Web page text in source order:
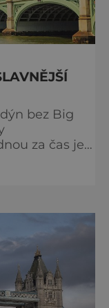
bez Big
za čas je
po
několik dní navracela zašlý lesk. [caption